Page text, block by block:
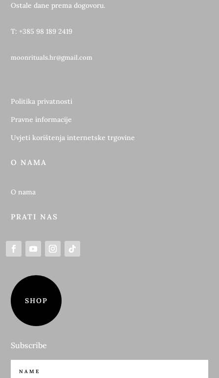
Ostale dane prema dogovoru.
T: +385 98 189 2419
moonrituals.hr@gmail.com
Politika privatnosti
Pravne informacije
Uvjeti korištenja internetske trgovine
O NAMA
O nama
PRATI NAS
SHOP
Subscribe